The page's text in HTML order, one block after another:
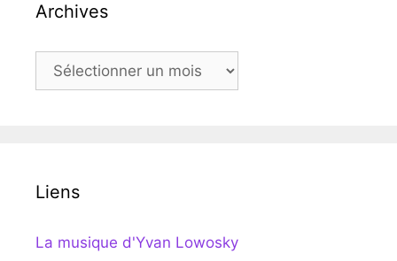
Archives
Archives
Liens
La musique d'Yvan Lowosky